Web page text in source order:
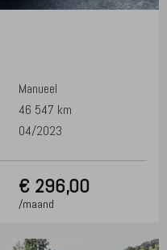
Manueel
46 547 km
04/2023
€ 296,00
/maand